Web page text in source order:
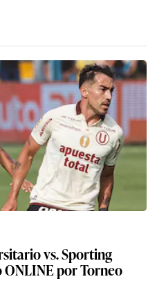
vs. Sporting
por Torneo